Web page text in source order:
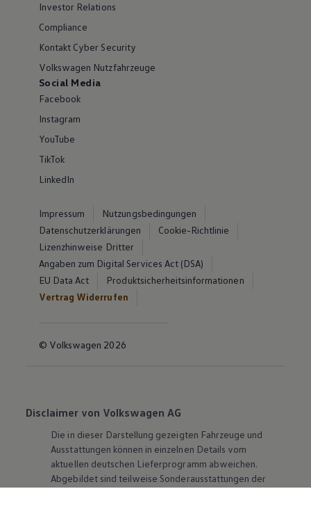
Investor Relations
Compliance
Kontakt Cyber Security
Volkswagen Nutzfahrzeuge
Social Media
Facebook
Instagram
YouTube
TikTok
LinkedIn
Impressum
Nutzungsbedingungen
Datenschutzerklärungen
Cookie-Richtlinie
Lizenzhinweise Dritter
Angaben zum Digital Services Act (DSA)
EU Data Act
Produktsicherheitsinformationen
Vertrag Widerrufen
© Volkswagen 2026
Disclaimer von Volkswagen AG
Die in dieser Darstellung gezeigten Fahrzeuge und
Ausstattungen können in einzelnen Details vom
aktuellen deutschen Lieferprogramm abweichen.
Abgebildet sind teilweise Sonderausstattungen der